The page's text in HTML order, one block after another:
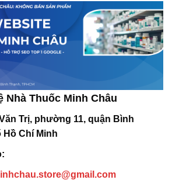
Nhà Thuốc Minh Châu
Trị, phường 11, quận Bình
Hồ Chí Minh